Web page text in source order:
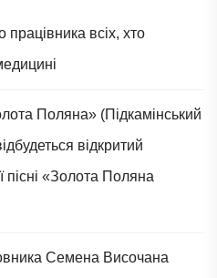
всіх, хто
Поляна» (Підкамінський
відкритий
пісні «Золота Поляна
Семена Височана